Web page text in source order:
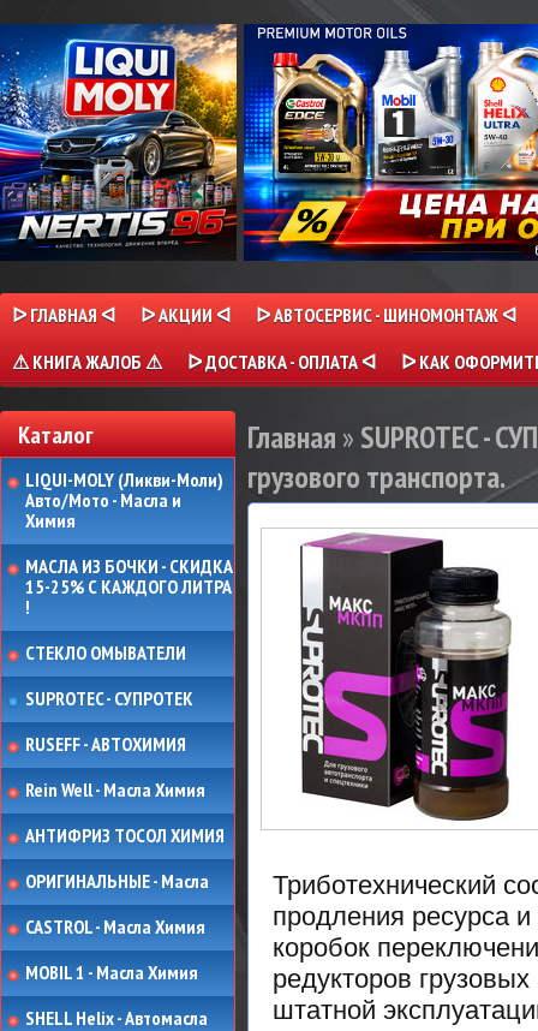
ᐅ ГЛАВНАЯ ᐊ ᐅ АКЦИИ ᐊ
ᐅ АВТОСЕРВИС - ШИНОМОНТАЖ ᐊ
⚠ КНИГА ЖАЛОБ ⚠
ᐅ ДОСТАВКА - ОПЛАТА ᐊ ᐅ КАК
Каталог
LIQUI-MOLY (Ликви-Моли)
Авто/Мото - Масла и
Химия
МАСЛА ИЗ БОЧКИ - СКИДКА
15-25% С КАЖДОГО ЛИТРА
!
СТЕКЛО ОМЫВАТЕЛИ
SUPROTEC - СУПРОТЕК
RUSEFF - АВТОХИМИЯ
Rein Well - Масла Химия
АНТИФРИЗ ТОСОЛ ХИМИЯ
ОРИГИНАЛЬНЫЕ - Масла
CASTROL - Масла Химия
MOBIL 1 - Масла Химия
SHELL Helix - Автомасла
Главная » SUPROTEC -
грузового транспорта.
Триботехнический
продления ресурса и
коробок
редукторов
штатной